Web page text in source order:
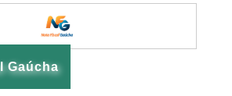
Gaúcha